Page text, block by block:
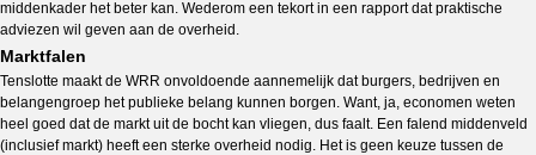
middenkader het beter kan. Wederom een tekort in een rapport dat praktische
adviezen wil geven aan de overheid.
Marktfalen
Tenslotte maakt de WRR onvoldoende aannemelijk dat burgers, bedrijven en
belangengroep het publieke belang kunnen borgen. Want, ja, economen weten
heel goed dat de markt uit de bocht kan vliegen, dus faalt. Een falend middenveld
(inclusief markt) heeft een sterke overheid nodig. Het is geen keuze tussen de